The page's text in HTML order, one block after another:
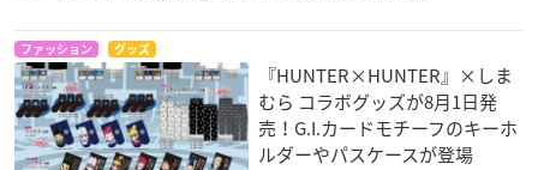
ファッション グッズ
『HUNTER×HUNTER』×しま
むら コラボグッズが8月1日発
売！G.I.カードモチーフのキーホ
ルダーやパスケースが登場